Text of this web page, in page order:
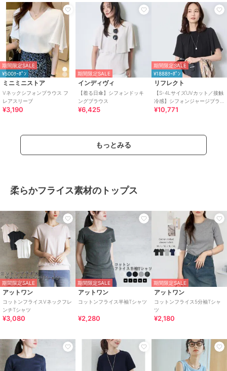
期間限定SALE
¥500ｸｰﾎﾟﾝ
ミニミニストア
Vネックシフォンブラウス フ
レアスリーブ
¥3,190
期間限定SALE
インディヴィ
【着る日傘】シフォンドッキ
ングブラウス
¥6,425
期間限定SALE
¥1888ｸｰﾎﾟﾝ
リフレクト
【S-4LサイズUVカット／接触
冷感】シフォンジャージブラ
ウス
¥10,771
もっとみる
柔らかフライス素材のトップス
期間限定SALE
アットワン
コットンフライスVネックフレ
ンチTシャツ
¥3,080
期間限定SALE
アットワン
コットンフライス半袖Tシャツ
¥2,280
期間限定SALE
アットワン
コットンフライス5分袖Tシャ
ツ
¥2,180